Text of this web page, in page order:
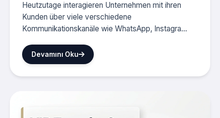
Heutzutage interagieren Unternehmen mit ihren
Kunden über viele verschiedene
Kommunikationskanäle wie WhatsApp, Instagra...
Devamını Oku